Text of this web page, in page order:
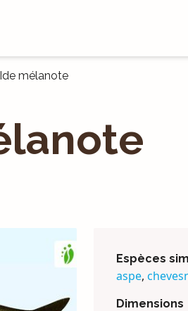
Ide mélanote
Espèces
aspe,
Dimensions